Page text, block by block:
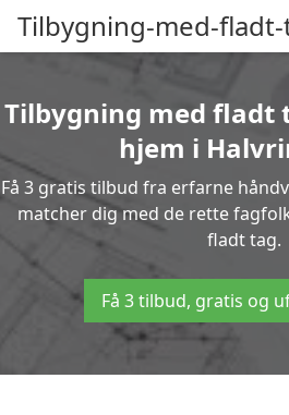
Tilbygning-med-
Tilbygning med fladt
hjem i
Få 3 gratis tilbud fra erfarne
matcher dig med de rette
fladt tag.
Få 3 tilbud, gratis og